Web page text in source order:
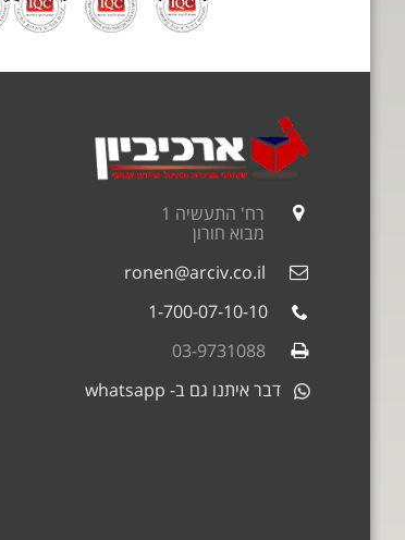
רח' התעשיה 1
מבוא חורון
ronen@arciv.co.il
1-700-07-10-10
03-9731088
דבר איתנו גם ב- whatsapp